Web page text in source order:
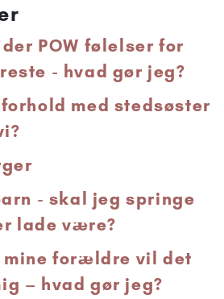
POW følelser for
- hvad gør jeg?
med stedsøster
- skal jeg springe
lade være?
mine forældre vil det
– hvad gør jeg?